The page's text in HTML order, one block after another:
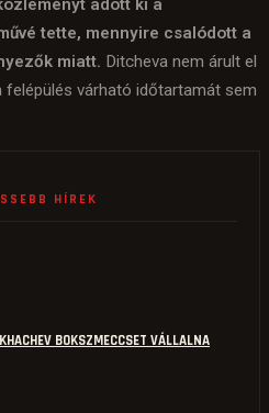
adott ki a
tette, mennyire csalódott a
miatt. Ditcheva nem árult el
felépülés várható időtartamát sem
HÍREK
BOKSZMECCSET VÁLLALNA